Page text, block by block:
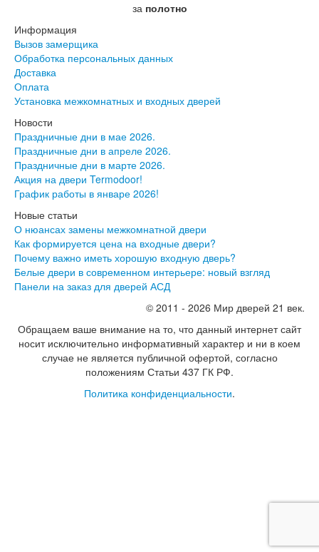
за полотно
Информация
Вызов замерщика
Обработка персональных данных
Доставка
Оплата
Установка межкомнатных и входных дверей
Новости
Праздничные дни в мае 2026.
Праздничные дни в апреле 2026.
Праздничные дни в марте 2026.
Акция на двери Termodoor!
График работы в январе 2026!
Новые статьи
О нюансах замены межкомнатной двери
Как формируется цена на входные двери?
Почему важно иметь хорошую входную дверь?
Белые двери в современном интерьере: новый взгляд
Панели на заказ для дверей АСД
© 2011 - 2026 Мир дверей 21 век.
Обращаем ваше внимание на то, что данный интернет сайт
носит исключительно информативный характер и ни в коем
случае не является публичной офертой, согласно
положениям Статьи 437 ГК РФ.
Политика конфиденциальности.